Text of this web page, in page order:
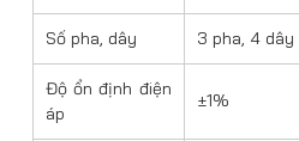
Số pha, dây 3 pha, 4 dây
Độ ổn định điện
áp
±1%